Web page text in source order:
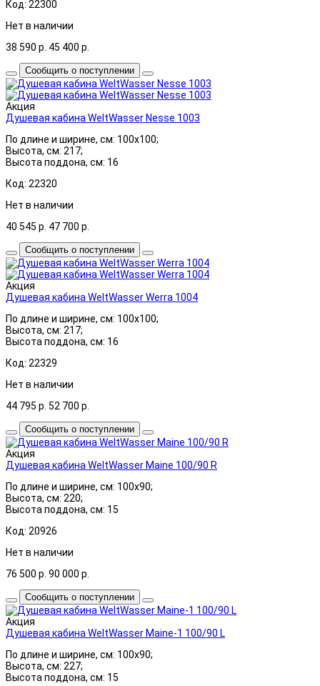
Код: 22300
Нет в наличии
38 590 р. 45 400 р.
Сообщить о поступлении
Акция
Душевая кабина WeltWasser Nesse 1003
По длине и ширине, см: 100x100;
Высота, см: 217;
Высота поддона, см: 16
Код: 22320
Нет в наличии
40 545 р. 47 700 р.
Сообщить о поступлении
Акция
Душевая кабина WeltWasser Werra 1004
По длине и ширине, см: 100x100;
Высота, см: 217;
Высота поддона, см: 16
Код: 22329
Нет в наличии
44 795 р. 52 700 р.
Сообщить о поступлении
Акция
Душевая кабина WeltWasser Maine 100/90 R
По длине и ширине, см: 100x90;
Высота, см: 220;
Высота поддона, см: 15
Код: 20926
Нет в наличии
76 500 р. 90 000 р.
Сообщить о поступлении
Акция
Душевая кабина WeltWasser Maine-1 100/90 L
По длине и ширине, см: 100x90;
Высота, см: 227;
Высота поддона, см: 15